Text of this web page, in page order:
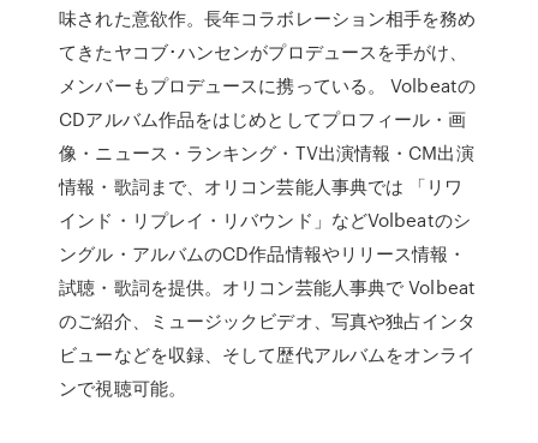
味された意欲作。長年コラボレーション相手を務め
てきたヤコブ･ハンセンがプロデュースを手がけ、
メンバーもプロデュースに携っている。 Volbeatの
CDアルバム作品をはじめとしてプロフィール・画
像・ニュース・ランキング・TV出演情報・CM出演
情報・歌詞まで、オリコン芸能人事典では 「リワ
インド・リプレイ・リバウンド」などVolbeatのシ
ングル・アルバムのCD作品情報やリリース情報・
試聴・歌詞を提供。オリコン芸能人事典で Volbeat
のご紹介、ミュージックビデオ、写真や独占インタ
ビューなどを収録、そして歴代アルバムをオンライ
ンで視聴可能。